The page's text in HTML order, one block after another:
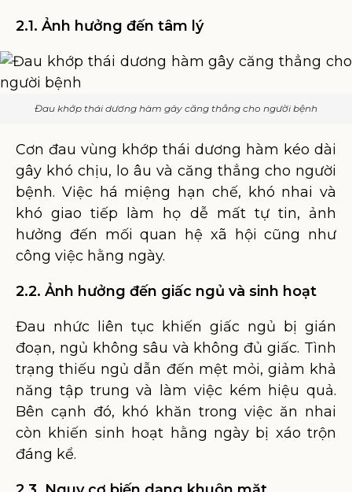
2.1. Ảnh hưởng đến tâm lý
Đau khớp thái dương hàm gây căng thẳng cho người bệnh
Cơn đau vùng khớp thái dương hàm kéo dài
gây khó chịu, lo âu và căng thẳng cho người
bệnh. Việc há miệng hạn chế, khó nhai và
khó giao tiếp làm họ dễ mất tự tin, ảnh
hưởng đến mối quan hệ xã hội cũng như
công việc hằng ngày.
2.2. Ảnh hưởng đến giấc ngủ và sinh hoạt
Đau nhức liên tục khiến giấc ngủ bị gián
đoạn, ngủ không sâu và không đủ giấc. Tình
trạng thiếu ngủ dẫn đến mệt mỏi, giảm khả
năng tập trung và làm việc kém hiệu quả.
Bên cạnh đó, khó khăn trong việc ăn nhai
còn khiến sinh hoạt hằng ngày bị xáo trộn
đáng kể.